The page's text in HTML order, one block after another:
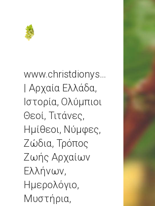
www.christdionysos.com
| Αρχαία Ελλάδα,
Ιστορία, Ολύμπιοι
Θεοί, Τιτάνες,
Ημίθεοι, Νύμφες,
Ζώδια, Τρόπος
Ζωής Αρχαίων
Ελλήνων,
Ημερολόγιο,
Μυστήρια,